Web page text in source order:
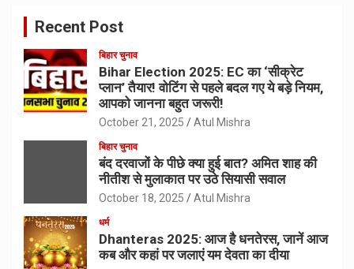
Recent Post
बिहार चुनाव
Bihar Election 2025: EC का ‘सीक्रेट
प्लान’ तैयार! वोटिंग से पहले बदल गए ये बड़े नियम,
आपको जानना बहुत जरूरी!
October 21, 2025 Atul Mishra
बिहार चुनाव
बंद दरवाजों के पीछे क्या हुई बात? अमित शाह की
नीतीश से मुलाकात पर उठे सियासी सवाल
October 18, 2025 Atul Mishra
धर्म
Dhanteras 2025: आज है धनतेरस, जानें आज
कब और कहां पर जलाएं यम देवता का दीया